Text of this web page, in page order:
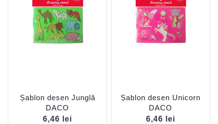
Șablon desen Junglă
DACO
6,46
lei
Șablon desen Unicorn
DACO
6,46
lei